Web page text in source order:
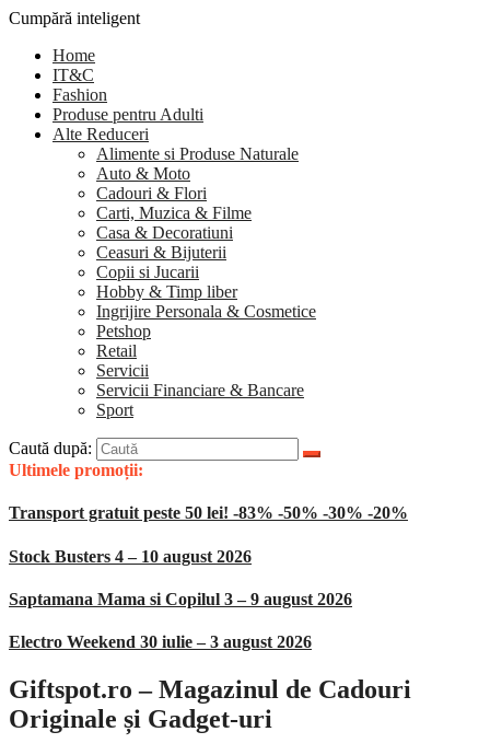
Cumpără inteligent
Home
IT&C
Fashion
Produse pentru Adulti
Alte Reduceri
Alimente si Produse Naturale
Auto & Moto
Cadouri & Flori
Carti, Muzica & Filme
Casa & Decoratiuni
Ceasuri & Bijuterii
Copii si Jucarii
Hobby & Timp liber
Ingrijire Personala & Cosmetice
Petshop
Retail
Servicii
Servicii Financiare & Bancare
Sport
Caută după:
Ultimele promoții:
Transport gratuit peste 50 lei! -83% -50% -30% -20%
Stock Busters 4 – 10 august 2026
Saptamana Mama si Copilul 3 – 9 august 2026
Electro Weekend 30 iulie – 3 august 2026
Giftspot.ro – Magazinul de Cadouri
Originale și Gadget-uri